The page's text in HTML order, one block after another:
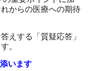
からの医療への期待
えする「質疑応答」
。
います